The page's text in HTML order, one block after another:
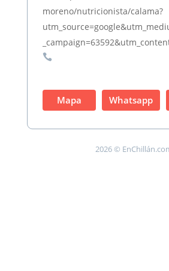
moreno/nutricionista/calama?

Mapa Whatsapp
2026 ©